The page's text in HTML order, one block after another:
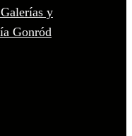
y
Gonród